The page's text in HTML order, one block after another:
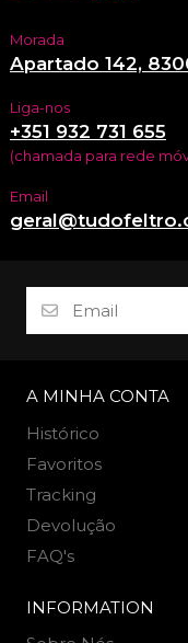
Morada
Apartado 142,
Liga-nos
+351 932 731 655
(chamada para rede
Email
A MINHA CONTA
Histórico
Favoritos
Tracking
Devolução
FAQ's
INFORMATION